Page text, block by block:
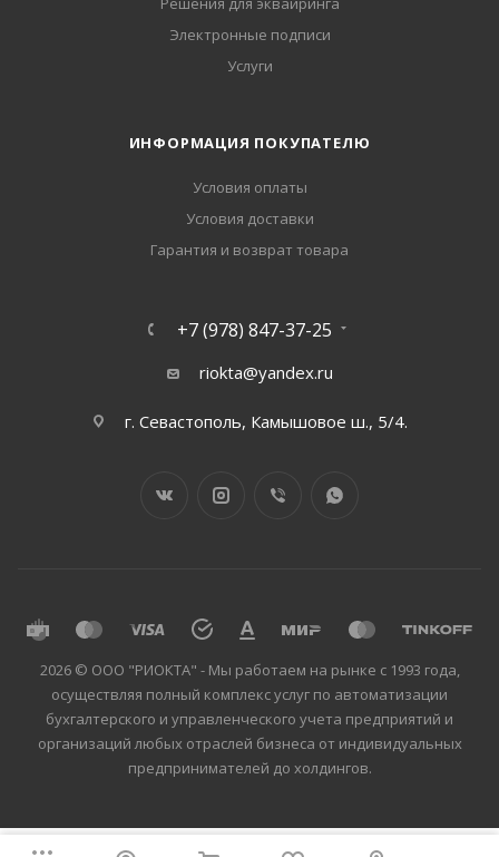
Электронные подписи
Услуги
ИНФОРМАЦИЯ ПОКУПАТЕЛЮ
Условия оплаты
Условия доставки
Гарантия и возврат товара
+7 (978) 847-37-25
riokta@yandex.ru
г. Севастополь, Камышовое ш., 5/4.
2026 © ООО "РИОКТА" - Мы работаем на рынке с 1993 года,
осуществляя полный комплекс услуг по автоматизации
бухгалтерского и управленческого учета предприятий и
организаций любых отраслей бизнеса от индивидуальных
предпринимателей до холдингов.